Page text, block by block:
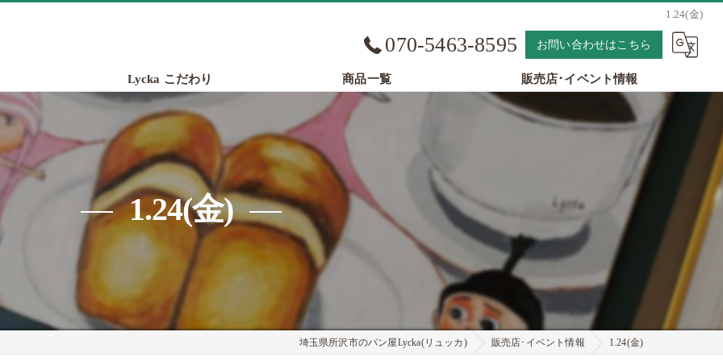
1.24(金)
070-5463-8595 お問い合わせはこちら
Lycka こだわり 商品一覧 販売店･イベント情報
1.24(金)
埼玉県所沢市のパン屋Lycka(リュッカ) 販売店･イベント情報 1.24(金)